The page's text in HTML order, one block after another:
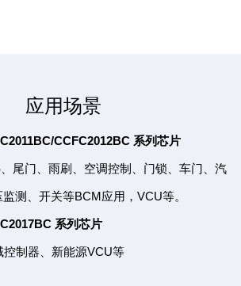
应用场景
CCFC2012BC 系列芯片
门、雨刷、空调控制、门锁、车门、汽
测、开关等BCM应用，VCU等。
系列芯片
制器、新能源VCU等